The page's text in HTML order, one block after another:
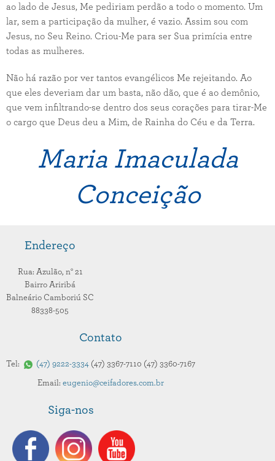
ao lado de Jesus, Me pediriam perdão a todo o momento. Um
lar, sem a participação da mulher, é vazio. Assim sou com
Jesus, no Seu Reino. Criou-Me para ser Sua primícia entre
todas as mulheres.
Não há razão por ver tantos evangélicos Me rejeitando. Ao
que eles deveriam dar um basta, não dão, que é ao demônio,
que vem infiltrando-se dentro dos seus corações para tirar-Me
o cargo que Deus deu a Mim, de Rainha do Céu e da Terra.
Maria Imaculada
Conceição
Endereço
Rua: Azulão, n° 21
Bairro Ariribá
Balneário Camboriú SC
88338-505
Contato
Tel: 47 9222-3334 47 3367-7110 47 3360-7167
Email: eugenio@ceifadores.com.br
Siga-nos